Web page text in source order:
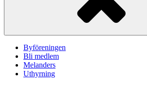
Byföreningen
Bli medlem
Melanders
Uthyrning